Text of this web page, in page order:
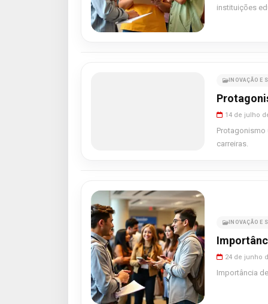
instituições
INOVAÇÃO E
14 de julho
Protagonismo
carreiras.
INOVAÇÃO E
24 de junho
Importância